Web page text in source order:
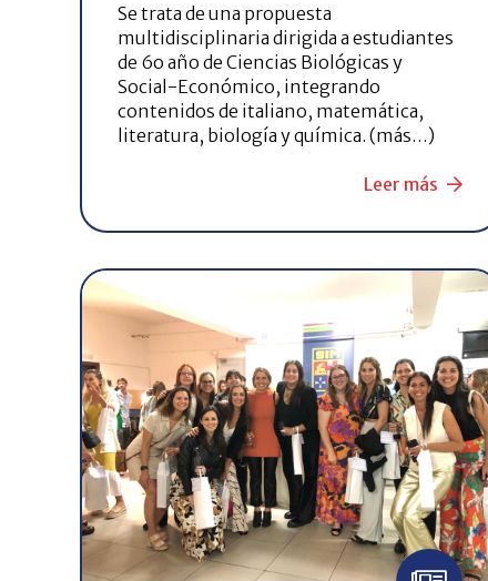
Se trata de una propuesta
multidisciplinaria dirigida a estudiantes
de 6o año de Ciencias Biológicas y
Social-Económico, integrando
contenidos de italiano, matemática,
literatura, biología y química. (más…)
Leer más